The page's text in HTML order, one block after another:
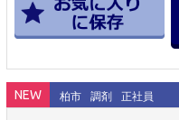
NEW 柏市 調剤 正社員